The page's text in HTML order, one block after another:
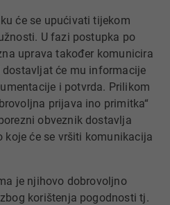
će se upućivati tijekom
U fazi postupka po
uprava također komunicira
će mu informacije
i potvrda. Prilikom
prijava ino primitka“
obveznik dostavlja
koje će se vršiti komunikacija
je njihovo dobrovoljno
korištenja pogodnosti tj.